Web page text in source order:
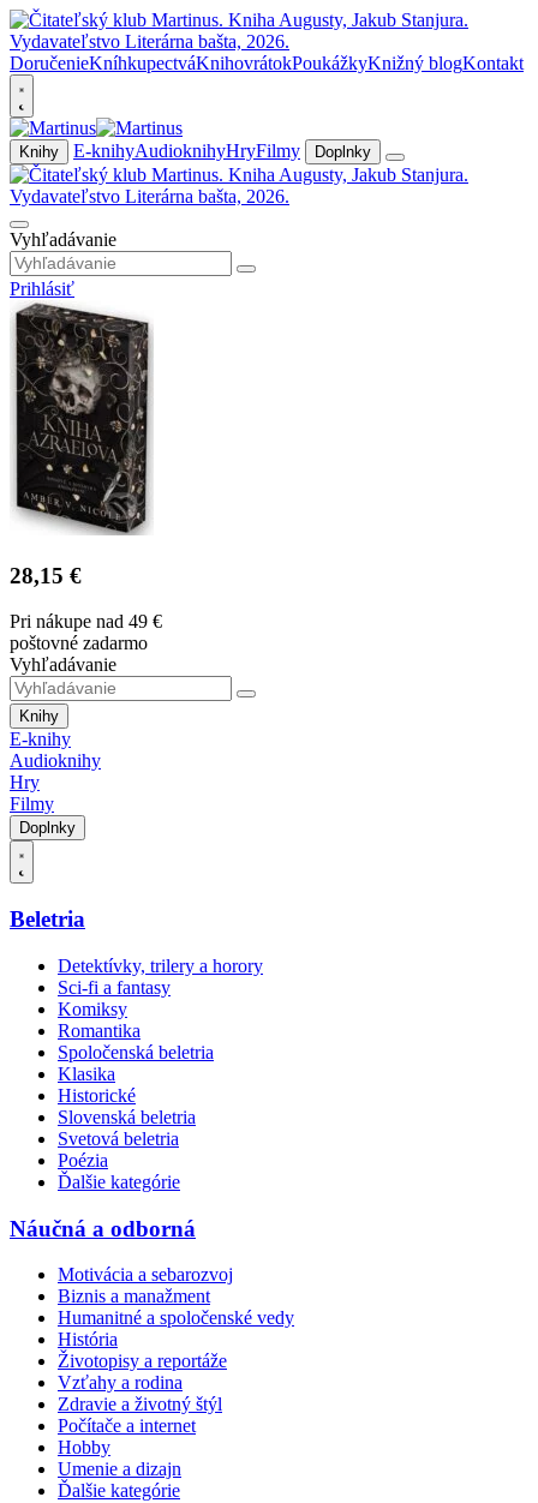
DoručenieKníhkupectváKnihovrátokPoukážkyKnižný blogKontakt
Knihy E-knihyAudioknihyHryFilmy Doplnky
Vyhľadávanie
Prihlásiť
28,15 €
Pri nákupe nad 49 €
poštovné zadarmo
Vyhľadávanie
Knihy
E-knihy
Audioknihy
Hry
Filmy
Doplnky
Beletria
Detektívky, trilery a horory
Sci-fi a fantasy
Komiksy
Romantika
Spoločenská beletria
Klasika
Historické
Slovenská beletria
Svetová beletria
Poézia
Ďalšie kategórie
Náučná a odborná
Motivácia a sebarozvoj
Biznis a manažment
Humanitné a spoločenské vedy
História
Životopisy a reportáže
Vzťahy a rodina
Zdravie a životný štýl
Počítače a internet
Hobby
Umenie a dizajn
Ďalšie kategórie